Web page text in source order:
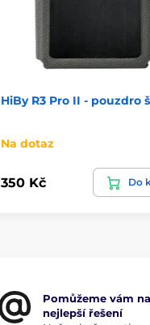
HiBy R3 Pro II - pouzdro
Na dotaz
350 Kč Do
Pomůžeme vám
nejlepší řešení